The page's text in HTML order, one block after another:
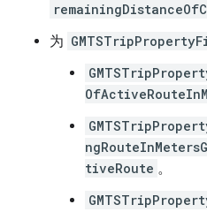
为
tiveRoute 。